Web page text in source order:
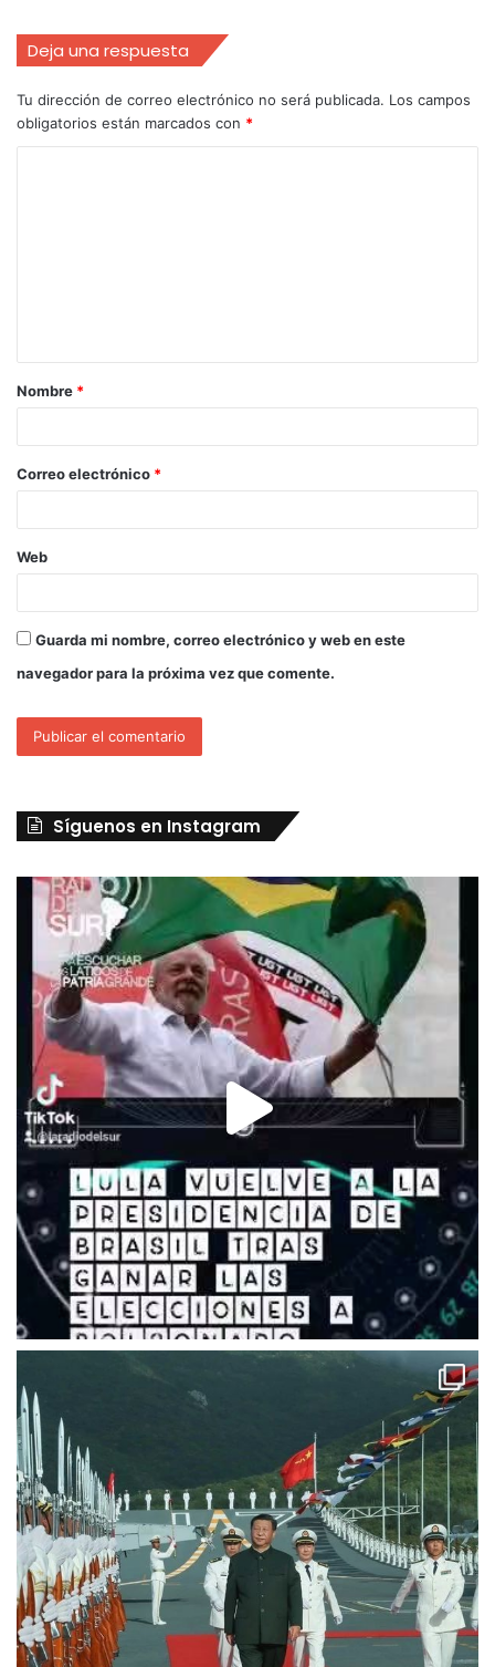
Deja una respuesta
Tu dirección de correo electrónico no será publicada. Los campos
obligatorios están marcados con *
Nombre *
Correo electrónico *
Web
Guarda mi nombre, correo electrónico y web en este
navegador para la próxima vez que comente.
Síguenos en Instagram